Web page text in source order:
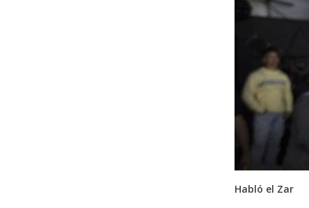
Habló el Zar